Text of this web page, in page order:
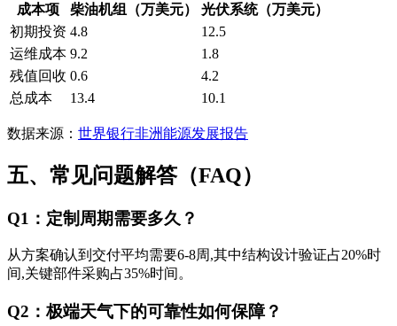
成本项 柴油机组（万美元）
光伏系统（万美元）
初期投资 4.8
12.5
运维成本 9.2
1.8
残值回收 0.6
4.2
总成本
13.4 10.1
数据来源： 世界银行非洲能源发展报告
五、常见问题解答（FAQ）
Q1：定制周期需要多久？
从方案确认到交付平均需要6-8周,其中结构设计验证占20%时
间,关键部件采购占35%时间。
Q2：极端天气下的可靠性如何保障？